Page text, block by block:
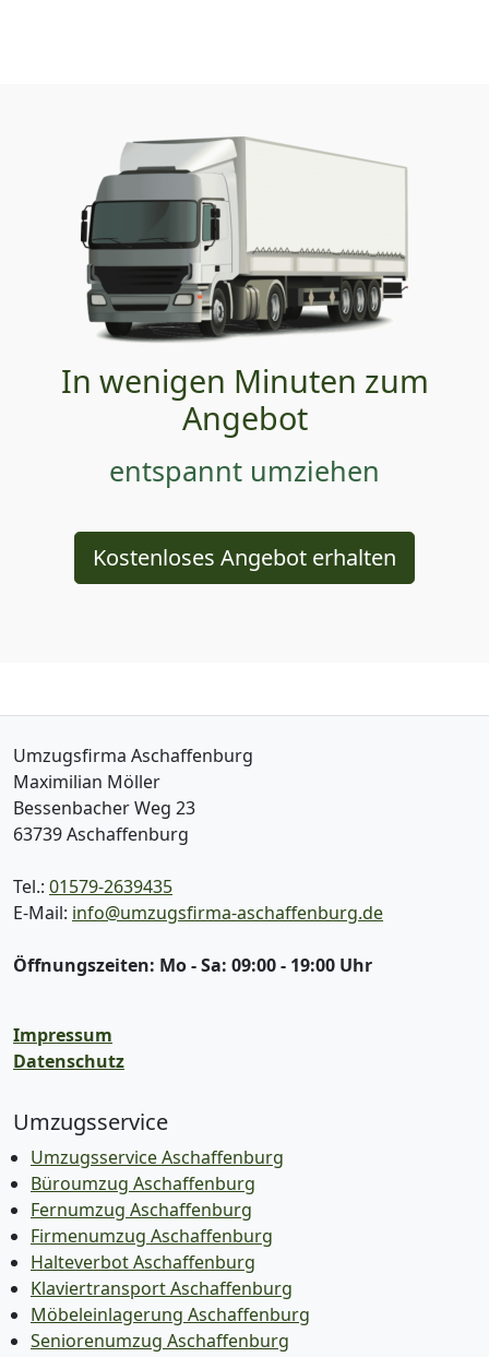
In wenigen Minuten zum
Angebot
entspannt umziehen
Kostenloses Angebot erhalten
Umzugsfirma Aschaffenburg
Maximilian Möller
Bessenbacher Weg 23
63739Aschaffenburg
Tel.: 01579-2639435
E-Mail: info@umzugsfirma-aschaffenburg.de
Öffnungszeiten: Mo - Sa: 09:00 - 19:00 Uhr
Impressum
Datenschutz
Umzugsservice
Umzugsservice Aschaffenburg
Büroumzug Aschaffenburg
Fernumzug Aschaffenburg
Firmenumzug Aschaffenburg
Halteverbot Aschaffenburg
Klaviertransport Aschaffenburg
Möbeleinlagerung Aschaffenburg
Seniorenumzug Aschaffenburg